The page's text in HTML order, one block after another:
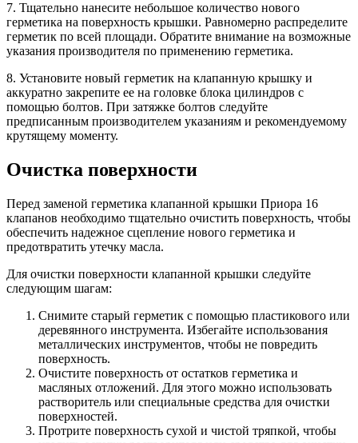
7. Тщательно нанесите небольшое количество нового
герметика на поверхность крышки. Равномерно распределите
герметик по всей площади. Обратите внимание на возможные
указания производителя по применению герметика.
8. Установите новый герметик на клапанную крышку и
аккуратно закрепите ее на головке блока цилиндров с
помощью болтов. При затяжке болтов следуйте
предписанным производителем указаниям и рекомендуемому
крутящему моменту.
Очистка поверхности
Перед заменой герметика клапанной крышки Приора 16
клапанов необходимо тщательно очистить поверхность, чтобы
обеспечить надежное сцепление нового герметика и
предотвратить утечку масла.
Для очистки поверхности клапанной крышки следуйте
следующим шагам:
Снимите старый герметик с помощью пластикового или
деревянного инструмента. Избегайте использования
металлических инструментов, чтобы не повредить
поверхность.
Очистите поверхность от остатков герметика и
масляных отложений. Для этого можно использовать
растворитель или специальные средства для очистки
поверхностей.
Протрите поверхность сухой и чистой тряпкой, чтобы